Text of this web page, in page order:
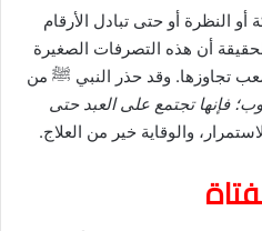
النظرة أو حتى تبادل الأرقام
أن هذه التصرفات الصغيرة
تجاوزها. وقد حذر النبي ﷺ من
فإنها تجتمع على العبد حتى
والوقاية خير من العلاج.